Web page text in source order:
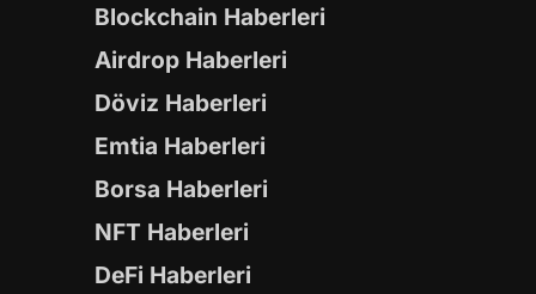
Blockchain Haberleri
Airdrop Haberleri
Döviz Haberleri
Emtia Haberleri
Borsa Haberleri
NFT Haberleri
DeFi Haberleri